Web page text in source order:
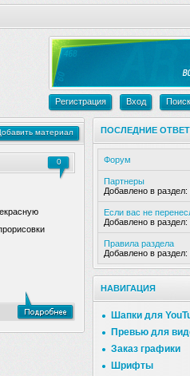
Регистрация Вход Поиск
материал
0
ПОСЛЕДНИЕ
Форум
Партнеры
Добавлено в раздел:
Если вас не
Добавлено в раздел:
Правила раздела
Добавлено в раздел:
НАВИГАЦИЯ
Шапки для
Превью для
Заказ графики
Шрифты